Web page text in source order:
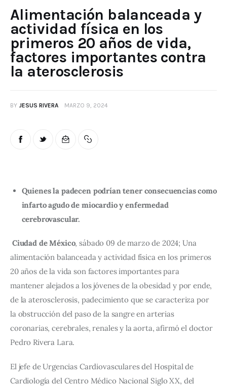
Alimentación balanceada y
actividad física en los
primeros 20 años de vida,
factores importantes contra
la aterosclerosis
BY JESUS RIVERA MARZO 9, 2024
Quienes la padecen podrían tener consecuencias como
infarto agudo de miocardio y enfermedad
cerebrovascular.
Ciudad de México, sábado 09 de marzo de 2024; Una
alimentación balanceada y actividad física en los primeros
20 años de la vida son factores importantes para
mantener alejados a los jóvenes de la obesidad y por ende,
de la aterosclerosis, padecimiento que se caracteriza por
la obstrucción del paso de la sangre en arterias
coronarias, cerebrales, renales y la aorta, afirmó el doctor
Pedro Rivera Lara.
El jefe de Urgencias Cardiovasculares del Hospital de
Cardiología del Centro Médico Nacional Siglo XX, del